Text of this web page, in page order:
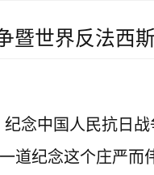
世界反法西
纪念中国人民抗日
道纪念这个庄严而